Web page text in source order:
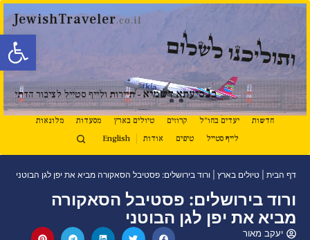
פתח
JewishTraveler.co.il
ותוליכנו לשלום
בנסיעתא דשמיא - תיירות ולייף סטייל לציבור הדתי
חדשות יעדים בחו"ל קרוזים טיולים בארץ מסעדות
מלונאות
לייף סטייל
טיפים אודות English
דף הבית טיולים בארץ ורוד בירושלים: פסטיבל הסאקורה מביא את יפן לגן הבוטני
ורוד בירושלים: פסטיבל הסאקורה
מביא את יפן לגן הבוטני
יעקב מאור